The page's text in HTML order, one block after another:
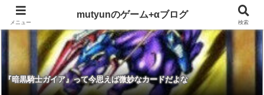
『暗黒騎士ガイア』って今思えば微妙なカードだよな
メニュー
mutyunのゲーム+αブログ
検索